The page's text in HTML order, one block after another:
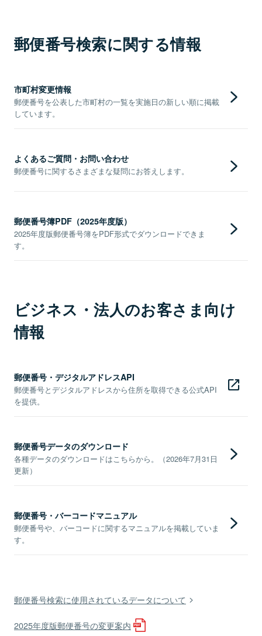
郵便番号検索に関する情報
市町村変更情報
郵便番号を公表した市町村の一覧を実施日の新しい順に掲載
しています。
よくあるご質問・お問い合わせ
郵便番号に関するさまざまな疑問にお答えします。
郵便番号簿PDF（2025年度版）
2025年度版郵便番号簿をPDF形式でダウンロードできま
す。
ビジネス・法人のお客さま向け
情報
郵便番号・デジタルアドレスAPI
郵便番号とデジタルアドレスから住所を取得できる公式API
を提供。
郵便番号データのダウンロード
各種データのダウンロードはこちらから。（2026年7月31日
更新）
郵便番号・バーコードマニュアル
郵便番号や、バーコードに関するマニュアルを掲載していま
す。
郵便番号検索に使用されているデータについて
2025年度版郵便番号の変更案内